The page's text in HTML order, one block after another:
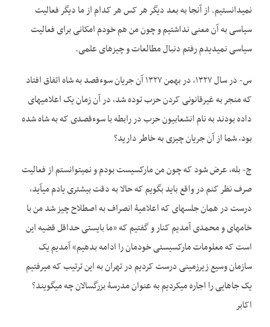
نمی­دانستیم. از آنجا به بعد دیگر هر کس هر کدام از ما دیگر فعالیت
سیاسی به آن معنی نداشتیم و چون من هم خودم امکانی برای فعالیت
سیاسی نمی­دیدم رفتم دنبال مطالعات و چیزهای علمی.
س- در سال ۱۳۲۷، در بهمن ۱۳۲۷ آن جریان سوءقصد به شاه اتفاق افتاد
که منجر به غیرقانونی کردن حزب توده شد، در آن زمان یک اعلامیه­ای
داده بودند به نام انشعابیون حزب در رابطه با سوءقصدی که به شاه شده
بود، شما از آن جریان چیزی به خاطر دارید؟
ج- بله، عرض شود که چون من مارکسیست بودم و نمی­توانستم از فعالیت
صرف نظر کنم در واقع باید بگویم که حالا به دقت بیشتری یادم می­آید،
درست در همان جلسه­ای که اعلامیۀ انصراف به اصطلاح چیز شد من با
خامه­ای و محمدی آمدیم کنار و گفتیم که «ما بایستی حداقل قضیه این
است که معلومات مارکسیستی خودمان را ادامه بدهیم» آمدیم یک
سازمان وسیع زیرزمینی درست کردیم در تهران به این ترتیب که می­­­رفتیم
یک جاهایی را اجاره می­کردیم به عنوان مدرسۀ بزرگسالان چه می­گویند؟
اکابر